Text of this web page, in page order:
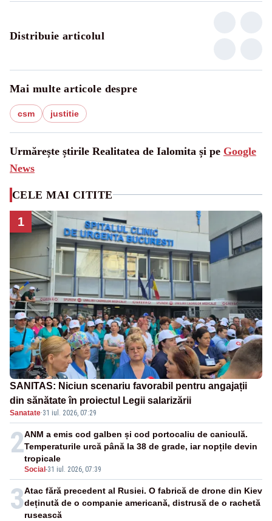
Distribuie articolul
Mai multe articole despre
csm justitie
Urmărește știrile Realitatea de Ialomita și pe Google
News
CELE MAI CITITE
1
SANITAS: Niciun scenariu favorabil pentru angajații
din sănătate în proiectul Legii salarizării
Sanatate·31 iul. 2026, 07:29
2
Social -31 iul. 2026, 07:39
ANM a emis cod galben și cod portocaliu de caniculă.
Temperaturile urcă până la 38 de grade, iar nopțile devin
tropicale
3Atac fără precedent al Rusiei. O fabrică de drone din Kiev
deținută de o companie americană, distrusă de o rachetă
rusească